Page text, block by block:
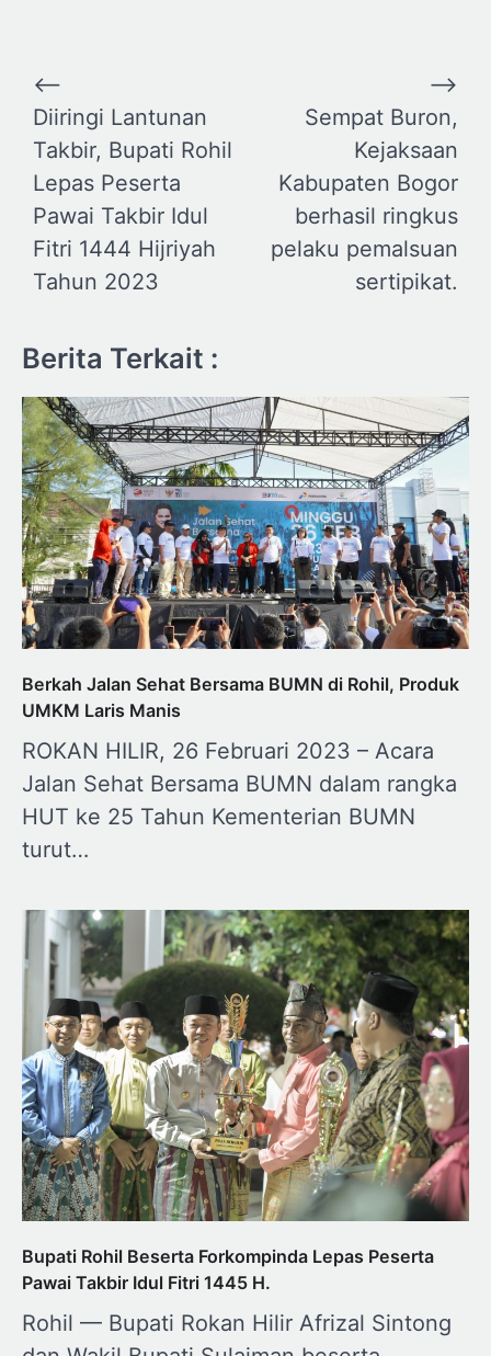
Navigasi
pos
⟵
Diiringi Lantunan
Takbir, Bupati Rohil
Lepas Peserta
Pawai Takbir Idul
Fitri 1444 Hijriyah
Tahun 2023
Sempat Buron,
Kejaksaan
Kabupaten Bogor
berhasil ringkus
pelaku pemalsuan
sertipikat.
⟶
Berita Terkait :
Berkah Jalan Sehat Bersama BUMN di Rohil, Produk
UMKM Laris Manis
ROKAN HILIR, 26 Februari 2023 – Acara
Jalan Sehat Bersama BUMN dalam rangka
HUT ke 25 Tahun Kementerian BUMN
turut…
Bupati Rohil Beserta Forkompinda Lepas Peserta
Pawai Takbir Idul Fitri 1445 H.
Rohil — Bupati Rokan Hilir Afrizal Sintong